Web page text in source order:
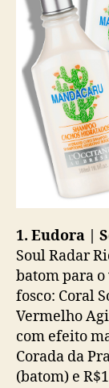
1. Eudora |
Soul Radar
batom para o
fosco: Coral
Vermelho
com efeito
Corada da
(batom) e